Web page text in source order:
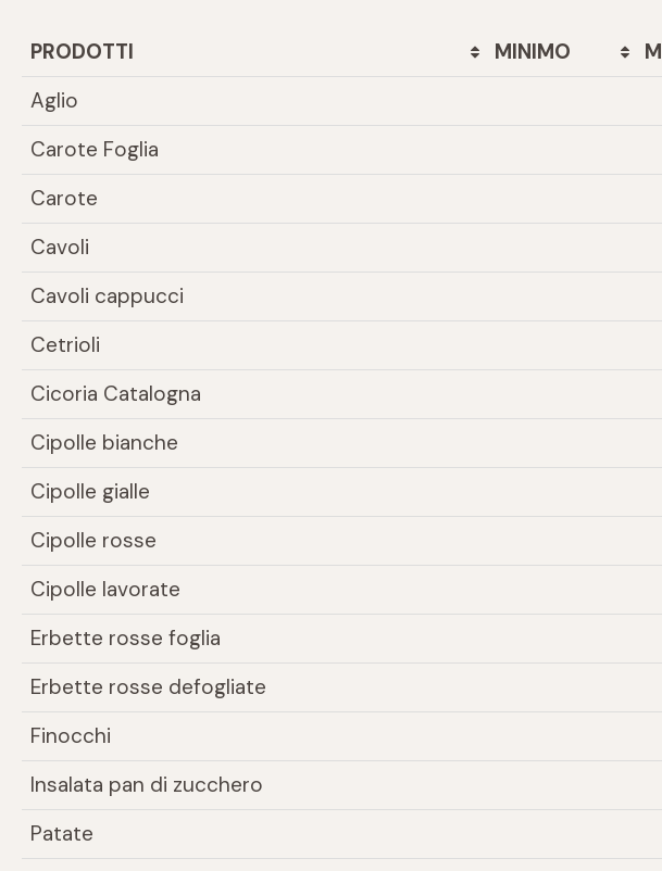
PRODOTTI MINIMO
Aglio
Carote Foglia
Carote
Cavoli
Cavoli cappucci
Cetrioli
Cicoria Catalogna
Cipolle bianche
Cipolle gialle
Cipolle rosse
Cipolle lavorate
Erbette rosse foglia
Erbette rosse defogliate
Finocchi
Insalata pan di zucchero
Patate